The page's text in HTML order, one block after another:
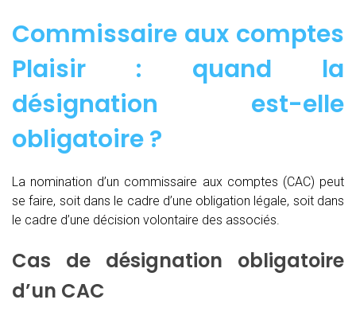
Commissaire aux comptes
Plaisir : quand la
désignation est-elle
obligatoire ?
La nomination d’un commissaire aux comptes (CAC) peut
se faire, soit dans le cadre d’une obligation légale, soit dans
le cadre d’une décision volontaire des associés.
Cas de désignation obligatoire
d’un CAC